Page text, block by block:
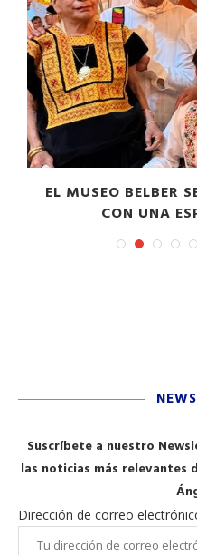
EL MUSEO BELBER
CON UNA
Suscríbete a nuestro
las noticias más relevantes
Dirección de correo